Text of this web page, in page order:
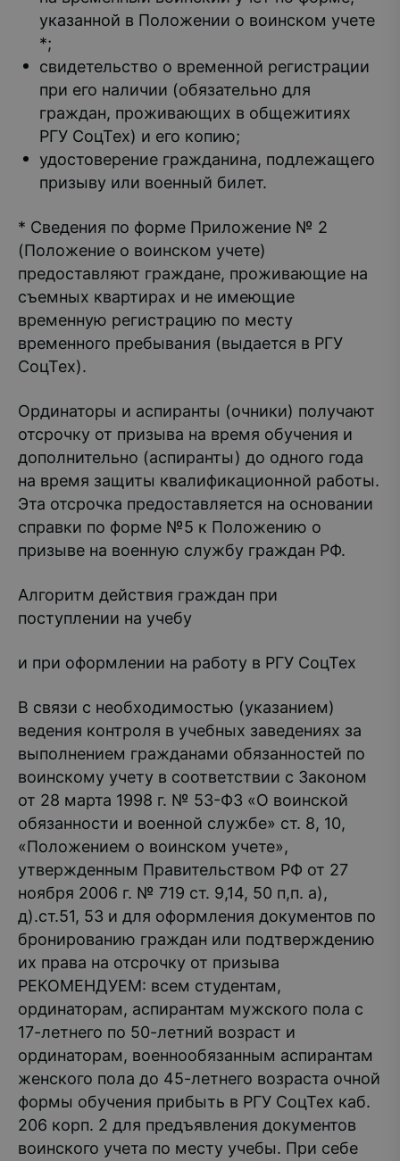
указанной в Положении о воинском учете
*;
свидетельство о временной регистрации
при его наличии (обязательно для
граждан, проживающих в общежитиях
РГУ СоцТех) и его копию;
удостоверение гражданина, подлежащего
призыву или военный билет.
* Сведения по форме Приложение № 2
(Положение о воинском учете)
предоставляют граждане, проживающие на
съемных квартирах и не имеющие
временную регистрацию по месту
временного пребывания (выдается в РГУ
СоцТех).
Ординаторы и аспиранты (очники) получают
отсрочку от призыва на время обучения и
дополнительно (аспиранты) до одного года
на время защиты квалификационной работы.
Эта отсрочка предоставляется на основании
справки по форме №5 к Положению о
призыве на военную службу граждан РФ.
Алгоритм действия граждан при
поступлении на учебу
и при оформлении на работу в РГУ СоцТех
В связи с необходимостью (указанием)
ведения контроля в учебных заведениях за
выполнением гражданами обязанностей по
воинскому учету в соответствии с Законом
от 28 марта 1998 г. № 53-ФЗ «О воинской
обязанности и военной службе» ст. 8, 10,
«Положением о воинском учете»,
утвержденным Правительством РФ от 27
ноября 2006 г. № 719 ст. 9,14, 50 п,п. а),
д).ст.51, 53 и для оформления документов по
бронированию граждан или подтверждению
их права на отсрочку от призыва
РЕКОМЕНДУЕМ: всем студентам,
ординаторам, аспирантам мужского пола с
17-летнего по 50-летний возраст и
ординаторам, военнообязанным аспирантам
женского пола до 45-летнего возраста очной
формы обучения прибыть в РГУ СоцТех каб.
206 корп. 2 для предъявления документов
воинского учета по месту учебы. При себе